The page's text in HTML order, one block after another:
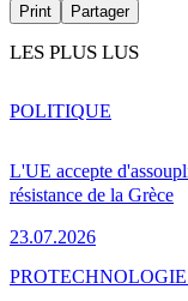
Print Partager
LES PLUS LUS
L'UE accepte
résistance de la Grèce
23.07.2026
POLITIQUE
PRO